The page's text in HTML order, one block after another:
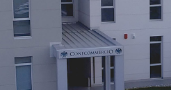
CATEGORIE
DELEGAZIONI
ATTIVITÀ STORICHE